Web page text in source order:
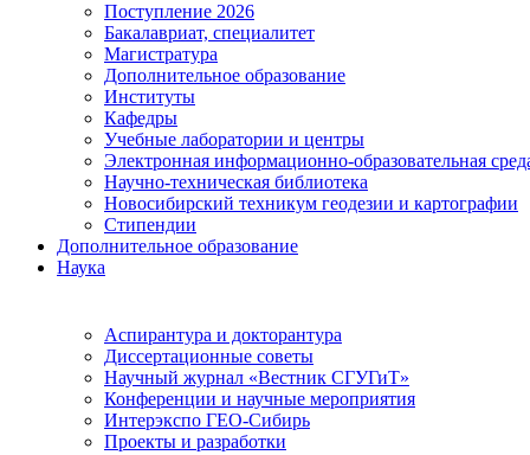
Поступление 2026
Бакалавриат, специалитет
Магистратура
Дополнительное образование
Институты
Кафедры
Учебные лаборатории и центры
Электронная информационно-образовательная
Научно-техническая библиотека
Новосибирский техникум геодезии и картографии
Стипендии
Дополнительное образование
Наука
Аспирантура и докторантура
Диссертационные советы
Научный журнал «Вестник СГУГиТ»
Конференции и научные мероприятия
Интерэкспо ГЕО-Сибирь
Проекты и разработки